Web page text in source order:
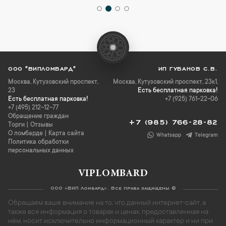
ООО "ВИПЛОМБАРД"
Москва, Кутузовский проспект,
23
Есть бесплатная парковка!
+7 (495) 212-12-77
Обращение граждан
Торги
Отзывы
О ломбарде
Карта сайта
Политика обработки
персональных данных
ИП ГУБАНОВ С.В.
Москва, Кутузовский проспект, 23к1,
Есть бесплатная парковка!
+7 (925) 761-22-06
+7 (985) 766-28-82
Whatsapp Telegram
VIPLOMBARD
ООО «ВИП Ломбард». Все права защищены ©
Обращаем ваше внимание на то, что данный интернет-сайт, а
также вся информация о товарах и ценах, предоставленная на
нём, носит исключительно информационный характер и ни при